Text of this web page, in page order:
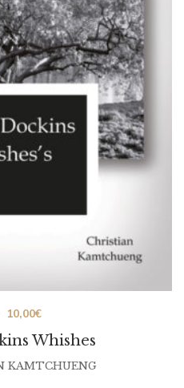
Whishes
Le
prix
initial
10,00€Le
prix
actuel
KAMTCHUENG